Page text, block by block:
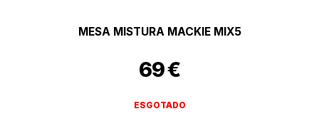
MESA MISTURA MACKIE MIX5
69€
ESGOTADO